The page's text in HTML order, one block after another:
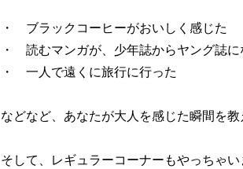
・ ブラックコーヒーがおいしく感じた
・ 読むマンガが、少年誌からヤング誌に
・ 一人で遠くに旅行に行った
などなど、あなたが大人を感じた瞬間を教
そして、レギュラーコーナーもやっちゃい